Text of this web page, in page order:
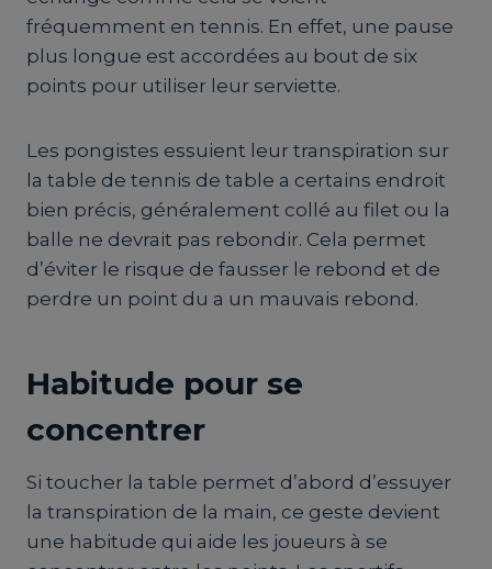
fréquemment en tennis. En effet, une pause
plus longue est accordées au bout de six
points pour utiliser leur serviette.
Les pongistes essuient leur transpiration sur
la table de tennis de table a certains endroit
bien précis, généralement collé au filet ou la
balle ne devrait pas rebondir. Cela permet
d’éviter le risque de fausser le rebond et de
perdre un point du a un mauvais rebond.
Habitude pour se
concentrer
Si toucher la table permet d’abord d’essuyer
la transpiration de la main, ce geste devient
une habitude qui aide les joueurs à se